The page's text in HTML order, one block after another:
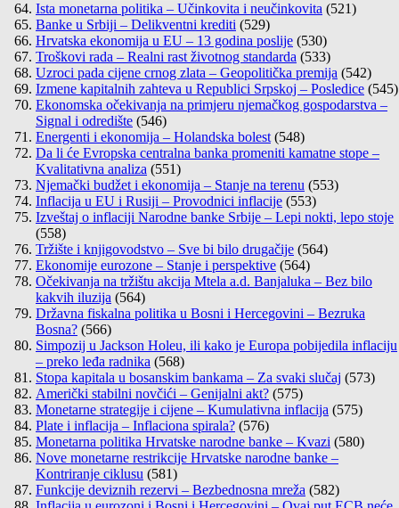
Ista monetarna politika – Učinkovita i neučinkovita (521)
Banke u Srbiji – Delikventni krediti (529)
Hrvatska ekonomija u EU – 13 godina poslije (530)
Troškovi rada – Realni rast životnog standarda (533)
Uzroci pada cijene crnog zlata – Geopolitička premija (542)
Izmene kapitalnih zahteva u Republici Srpskoj – Posledice (545)
Ekonomska očekivanja na primjeru njemačkog gospodarstva –
Signal i odredište (546)
Energenti i ekonomija – Holandska bolest (548)
Da li će Evropska centralna banka promeniti kamatne stope –
Kvalitativna analiza (551)
Njemački budžet i ekonomija – Stanje na terenu (553)
Inflacija u EU i Rusiji – Provodnici inflacije (553)
Izveštaj o inflaciji Narodne banke Srbije – Lepi nokti, lepo stoje
(558)
Tržište i knjigovodstvo – Sve bi bilo drugačije (564)
Ekonomije eurozone – Stanje i perspektive (564)
Očekivanja na tržištu akcija Mtela a.d. Banjaluka – Bez bilo
kakvih iluzija (564)
Državna fiskalna politika u Bosni i Hercegovini – Bezruka
Bosna? (566)
Simpozij u Jackson Holeu, ili kako je Europa pobijedila inflaciju
– preko leđa radnika (568)
Stopa kapitala u bosanskim bankama – Za svaki slučaj (573)
Američki stabilni novčići – Genijalni akt? (575)
Monetarne strategije i cijene – Kumulativna inflacija (575)
Plate i inflacija – Inflaciona spirala? (576)
Monetarna politika Hrvatske narodne banke – Kvazi (580)
Nove monetarne restrikcije Hrvatske narodne banke –
Kontriranje ciklusu (581)
Funkcije deviznih rezervi – Bezbednosna mreža (582)